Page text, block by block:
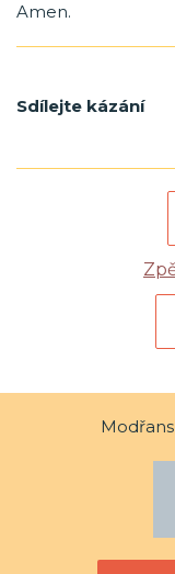
Amen.
Sdílejte kázání